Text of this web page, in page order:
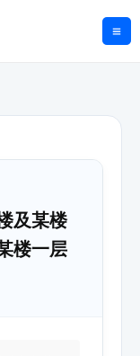
及某楼
楼一层